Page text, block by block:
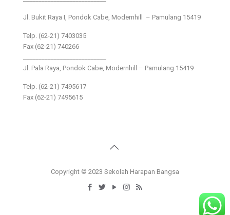
Jl. Bukit Raya I, Pondok Cabe, Modernhill – Pamulang 15419
Telp. (62-21) 7403035
Fax (62-21) 740266
Jl. Pala Raya, Pondok Cabe, Modernhill – Pamulang 15419
Telp. (62-21) 7495617
Fax (62-21) 7495615
Copyright © 2023 Sekolah Harapan Bangsa